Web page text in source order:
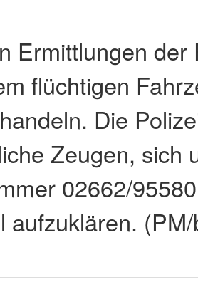
Ermittlungen der
flüchtigen
Die
Zeugen, sich
02662/
aufzuklären.